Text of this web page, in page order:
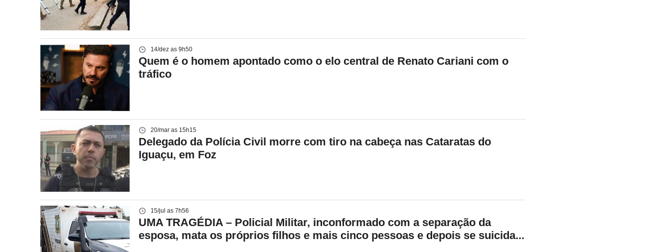
14/dez as 9h50
Quem é o homem apontado como o elo central de Renato Cariani com o
tráfico
20/mar as 15h15
Delegado da Polícia Civil morre com tiro na cabeça nas Cataratas do
Iguaçu, em Foz
15/jul as 7h56
UMA TRAGÉDIA – Policial Militar, inconformado com a separação da
esposa, mata os próprios filhos e mais cinco pessoas e depois se suicida...